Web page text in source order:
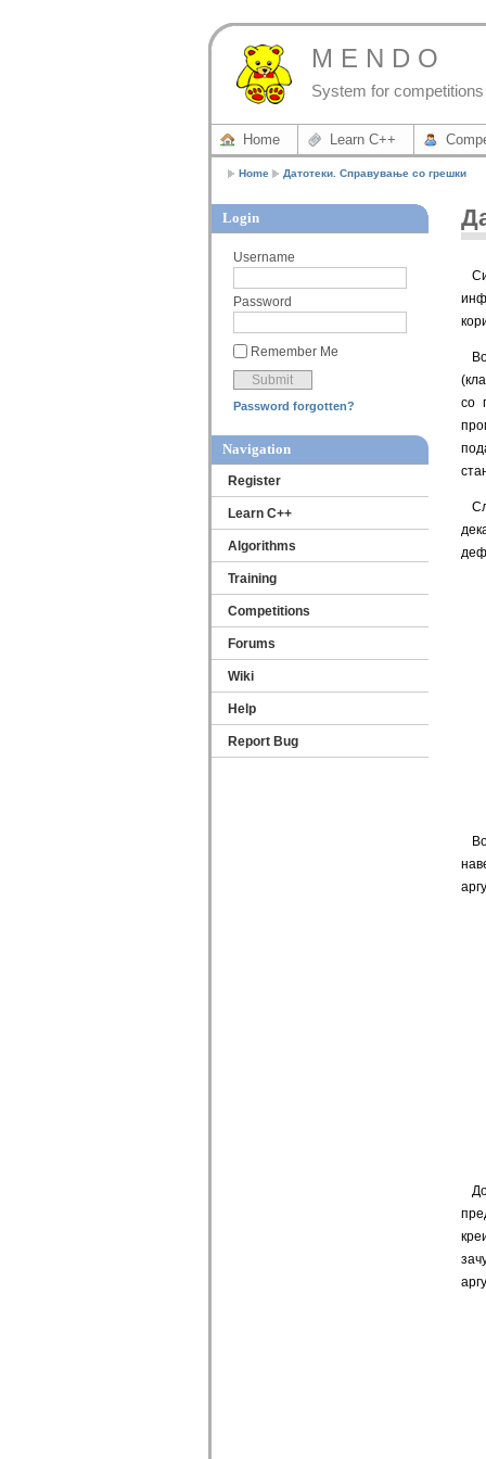
M E N D O
System for
Home Learn C++
Home Датотеки. Справување со грешки
Login
Username
Password
Remember Me
Password forgotten?
Navigation
Register
Learn C++
Algorithms
Training
Competitions
Forums
Wiki
Help
Report Bug
со